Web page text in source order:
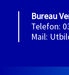
Bureau
Telefon:
Mail: